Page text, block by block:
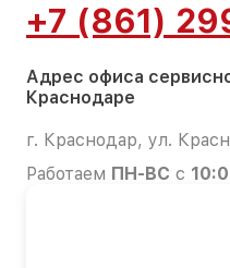
+7 (861)
Адрес офиса
Краснодаре
г. Краснодар, ул.
Работаем ПН-ВС с